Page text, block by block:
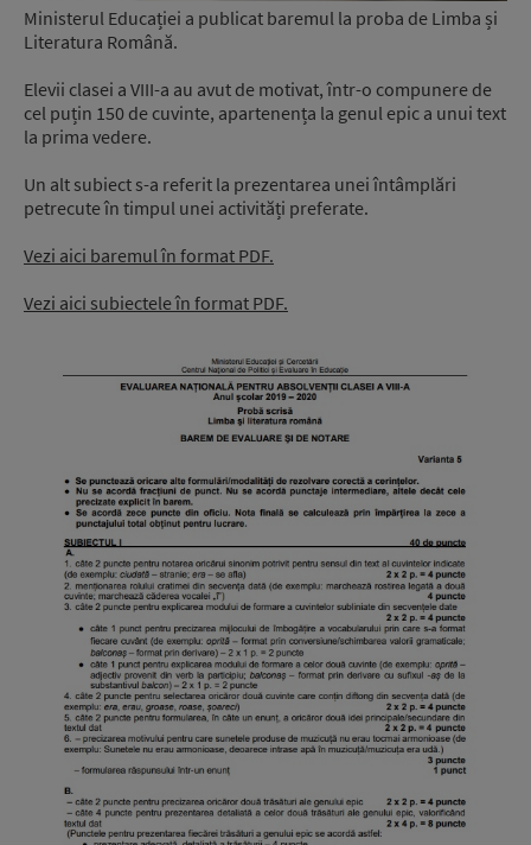
Ministerul Educației a publicat baremul la proba de Limba și
Literatura Română.
Elevii clasei a VIII-a au avut de motivat, într-o compunere de
cel puțin 150 de cuvinte, apartenența la genul epic a unui text
la prima vedere.
Un alt subiect s-a referit la prezentarea unei întâmplări
petrecute în timpul unei activități preferate.
Vezi aici baremul în format PDF.
Vezi aici subiectele în format PDF.